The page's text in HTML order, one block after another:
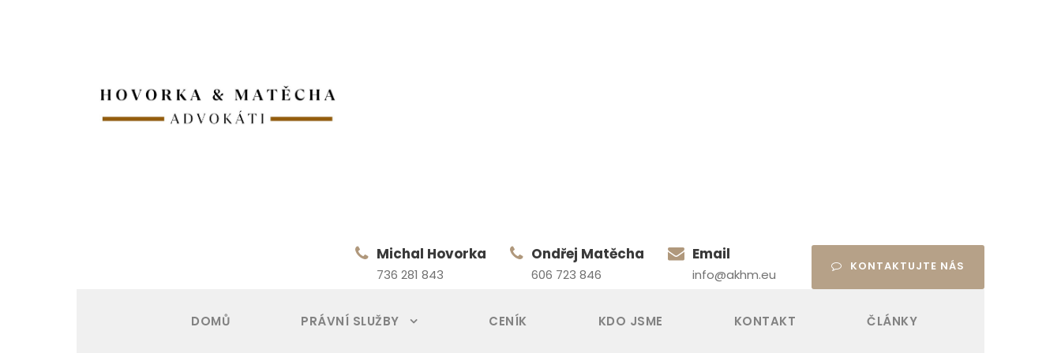
Michal Hovorka
736 281 843
Ondřej Matěcha
606 723 846
Email
info@akhm.eu
KONTAKTUJTE NÁS
DOMŮ PRÁVNÍ SLUŽBY CENÍK KDO JSME KONTAKT ČLÁNKY